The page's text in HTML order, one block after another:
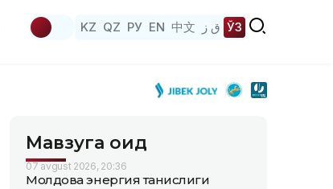
KZ QZ РУ EN 中文 ق ز ЎЗ
Мавзуга оид
07 avgust 2026, 20:36
Молдова энергия танқислиги